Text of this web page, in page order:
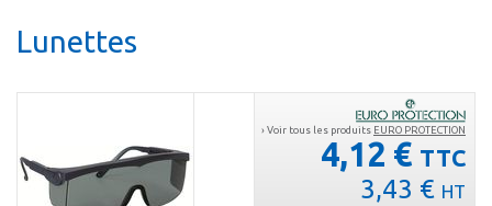
Lunettes
› Voir tous les produits EURO PROTECTION
4,12 € TTC
3,43 € HT